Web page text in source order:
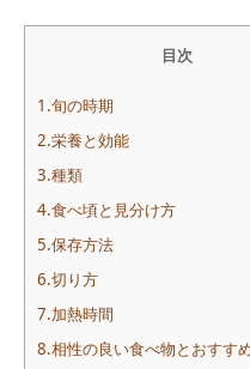
目次
1.旬の時期
2.栄養と効能
3.種類
4.食べ頃と見分け方
5.保存方法
6.切り方
7.加熱時間
8.相性の良い食べ物とおすす